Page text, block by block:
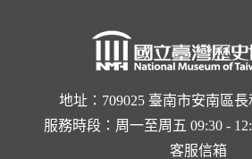
地址：709025 臺南市安南區
服務時段：周一至周五 09:30 -
客服信箱